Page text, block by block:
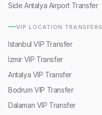
Side Antalya Airport Transfer
VIP LOCATION TRANSFERS
Istanbul VIP Transfer
Izmir VIP Transfer
Antalya VIP Transfer
Bodrum VIP Transfer
Dalaman VIP Transfer